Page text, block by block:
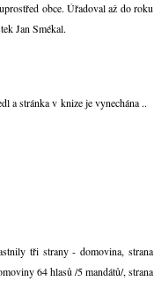
obce. Úřadoval až do roku
Jan Smékal.
a stránka v knize je vynechána ..
tři strany - domovina, strana
64 hlasů /5 mandátů/, strana